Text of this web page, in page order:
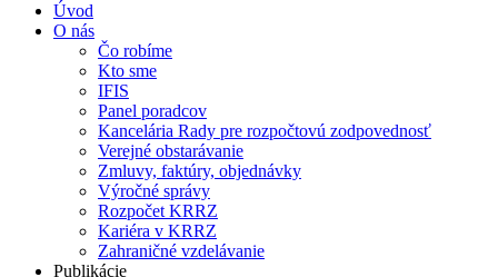
Úvod
O nás
Čo robíme
Kto sme
IFIS
Panel poradcov
Kancelária Rady pre rozpočtovú zodpovednosť
Verejné obstarávanie
Zmluvy, faktúry, objednávky
Výročné správy
Rozpočet KRRZ
Kariéra v KRRZ
Zahraničné vzdelávanie
Publikácie